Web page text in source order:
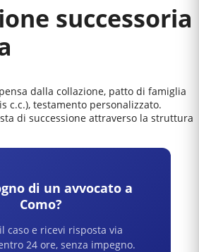
successoria
dalla collazione, patto di famiglia
c.c.), testamento personalizzato.
di successione attraverso la struttura
di un avvocato a
Como?
caso e ricevi risposta via
24 ore, senza impegno.